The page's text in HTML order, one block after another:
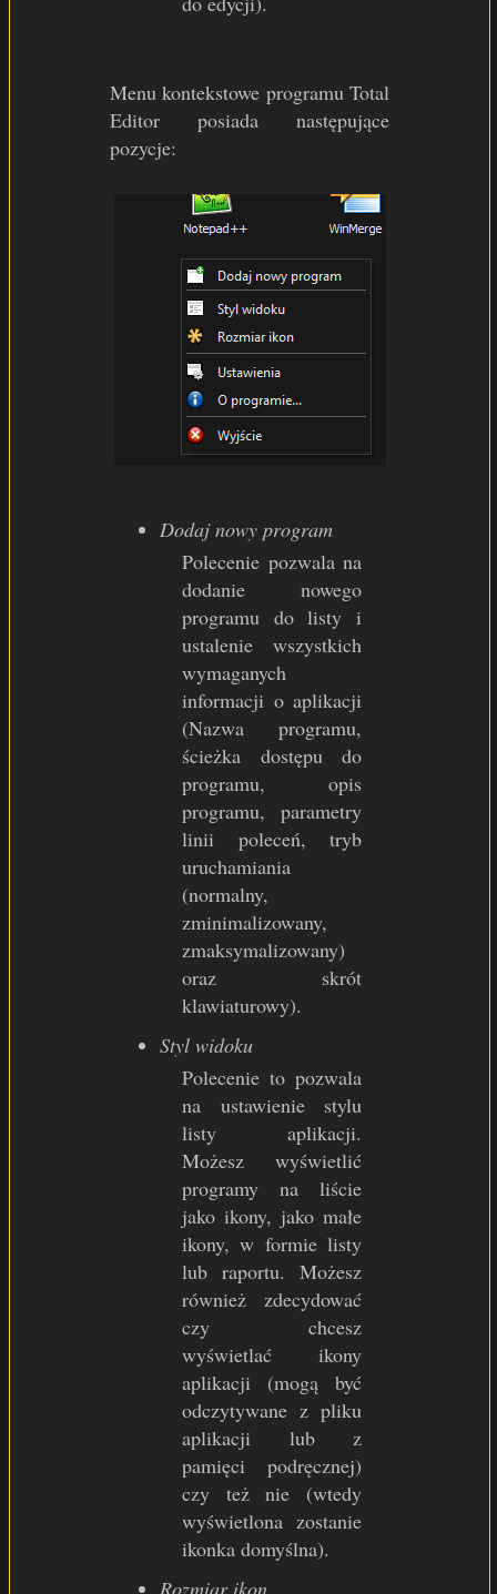
Menu kontekstowe programu Total
Editor posiada następujące
pozycje:
Dodaj nowy program
Polecenie pozwala na
dodanie nowego
programu do listy i
ustalenie wszystkich
wymaganych
informacji o aplikacji
(Nazwa programu,
ścieżka dostępu do
programu, opis
programu, parametry
linii poleceń, tryb
uruchamiania
(normalny,
zminimalizowany,
zmaksymalizowany)
oraz skrót
klawiaturowy).
Styl widoku
Polecenie to pozwala
na ustawienie stylu
listy aplikacji.
Możesz wyświetlić
programy na liście
jako ikony, jako małe
ikony, w formie listy
lub raportu. Możesz
również zdecydować
czy chcesz
wyświetlać ikony
aplikacji (mogą być
odczytywane z pliku
aplikacji lub z
pamięci podręcznej)
czy też nie (wtedy
wyświetlona zostanie
ikonka domyślna).
Rozmiar ikon